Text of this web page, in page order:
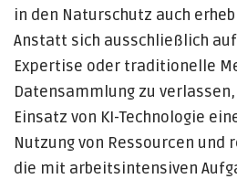
in den Naturschutz auch
Anstatt sich ausschließlich
Expertise oder traditionelle
Datensammlung zu
Einsatz von KI-Technologie
Nutzung von Ressourcen und
die mit arbeitsintensiven